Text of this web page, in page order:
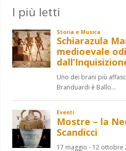
I più letti